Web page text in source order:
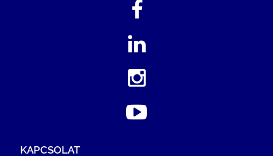
KAPCSOLAT